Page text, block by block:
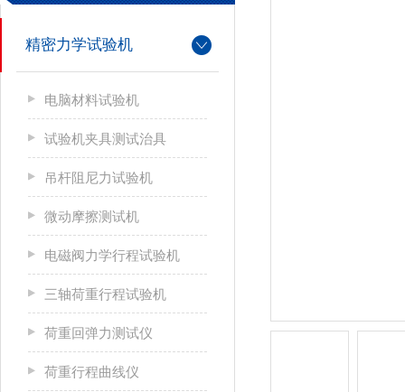
精密力学试验机
电脑材料试验机
试验机夹具测试治具
吊杆阻尼力试验机
微动摩擦测试机
电磁阀力学行程试验机
三轴荷重行程试验机
荷重回弹力测试仪
荷重行程曲线仪